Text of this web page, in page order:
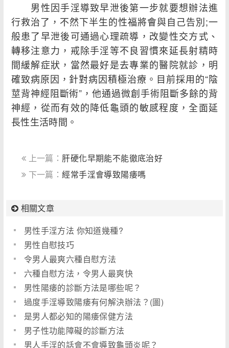
男性因手淫導致早泄後第一步就要想辦法進
行救治了，不然下半生的性福將會與自己告別;一
般患了早泄後可通過心理疏導，改變性交方式、
轉移注意力，戒除手淫等不良習慣來延長射精時
間緩解症狀，當然最好是去專業的醫院就診，明
確致病原因，針對病因積極治療。目前採用的“陰
莖背神經阻斷術”，他通過微創手術阻斷多餘的背
神經，從而有效的降低龜頭的敏感程度，全面延
長性生活時間。
上一篇： 肝硬化早期能不能徹底治好
下一篇：經常手淫會導致陽痿嗎
相關文章
男性手淫方法 你知道幾種?
男性自慰技巧
令男人最爽六種自慰方法
六種自慰方法，令男人最爽快
男性陽痿的診斷方法是哪些呢？
過度手淫導致陽痿有何解決辦法？(圖)
是男人都必知的陽痿保健方法
男子性功能障礙的診斷方法
男人手淫的話會不會導致龜頭炎呢？